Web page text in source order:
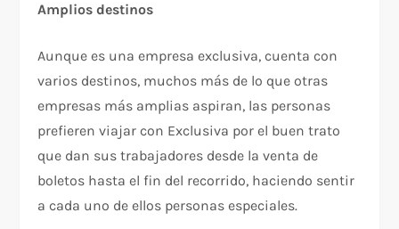
Amplios destinos
Aunque es una empresa exclusiva, cuenta con
varios destinos, muchos más de lo que otras
empresas más amplias aspiran, las personas
prefieren viajar con Exclusiva por el buen trato
que dan sus trabajadores desde la venta de
boletos hasta el fin del recorrido, haciendo sentir
a cada uno de ellos personas especiales.